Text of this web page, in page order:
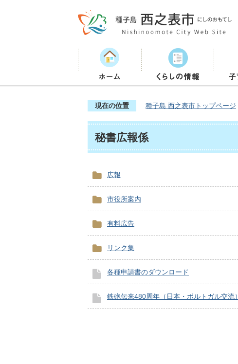
現在の位置 種子島 西之表市トップページ
秘書広報係
広報
市役所案内
有料広告
リンク集
各種申請書のダウンロード
鉄砲伝来480周年（日本・ポルトガル交流）